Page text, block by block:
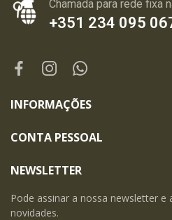
Chamada para rede fixa
+351 234 095
INFORMAÇÕES
CONTA PESSOAL
NEWSLETTER
Pode assinar a nossa newsletter e
novidades.